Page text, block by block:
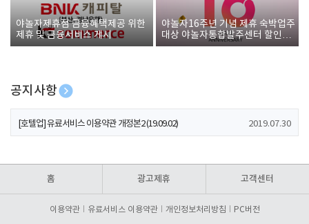
야놀자제휴점 금융혜택제공 위한
제휴 및 금융서비스 게시
야놀자16주년 기념 제휴 숙박업주
대상 야놀자통합발주센터 할인쿠
폰 증정
공지사항
[호텔업] 개인정보 처리방침 개정본1 (19.09.02)
[호텔업] 유료서비스 이용약관 개정본2 (19.09.02) 2019.07.30
홈 광고제휴 고객센터
이용약관 유료서비스 이용약관 개인정보처리방침 PC버전